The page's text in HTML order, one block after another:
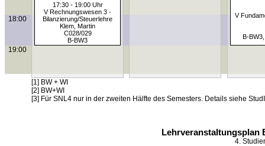
17:30 - 19:00 Uhr
V Rechnungswesen 3 -
Bilanzierung/Steuerlehre
Klem, Martin
C028/029
B-BW3
V
B-
18:00
19:00
[1] BW + WI
[2] BW+WI
[3] Für SNL4 nur in der zweiten Hälfte des Semesters. Details siehe
Lehrveranstaltungsplan
4.